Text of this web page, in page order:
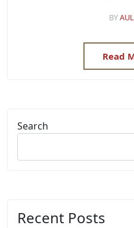
BY
Read
Search
Recent Posts